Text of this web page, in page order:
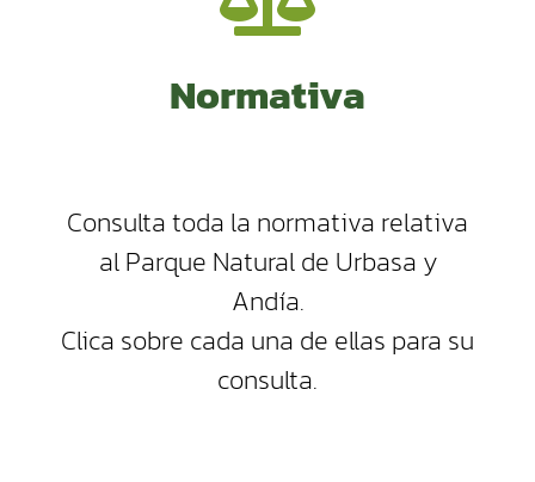
Normativa
Consulta toda la normativa relativa
al Parque Natural de Urbasa y
Andía.
Clica sobre cada una de ellas para su
consulta.